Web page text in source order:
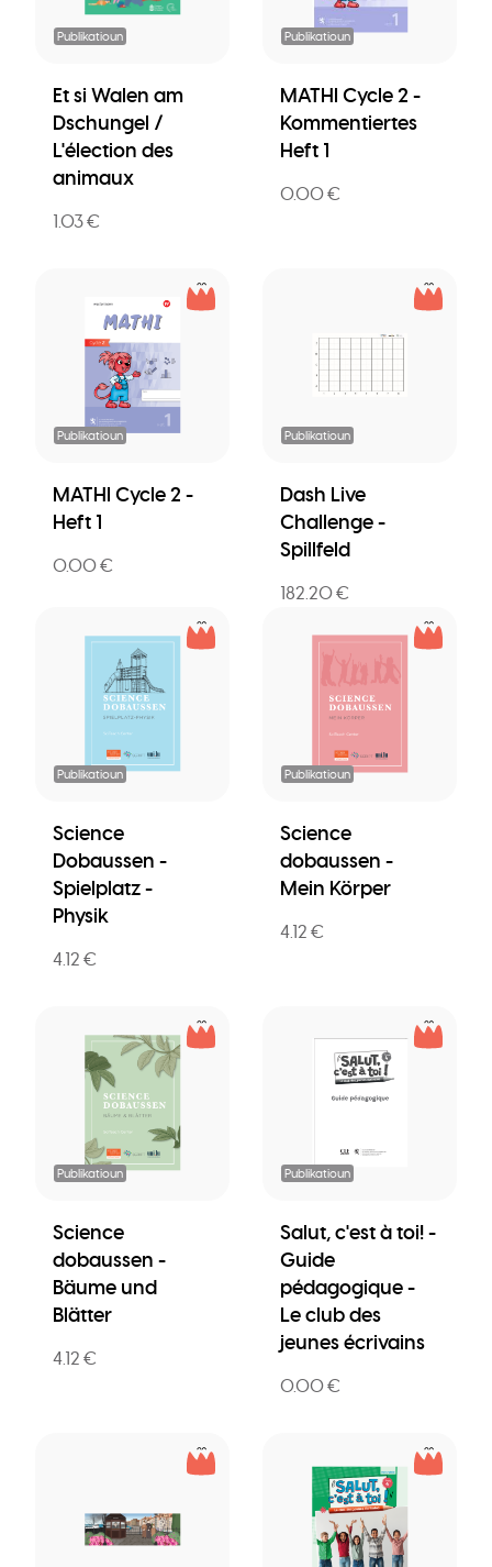
Publikatioun
Et si Walen am
Dschungel /
L'élection des
animaux
1.03 €
Publikatioun
MATHI Cycle 2 -
Kommentiertes
Heft 1
0.00 €
Publikatioun
MATHI Cycle 2 -
Heft 1
0.00 €
Publikatioun
Dash Live
Challenge -
Spillfeld
182.20 €
Publikatioun
Science
Dobaussen -
Spielplatz -
Physik
4.12 €
Publikatioun
Science
dobaussen -
Mein Körper
4.12 €
Publikatioun
Science
dobaussen -
Bäume und
Blätter
4.12 €
Publikatioun
Salut, c'est à toi! -
Guide
pédagogique -
Le club des
jeunes écrivains
0.00 €